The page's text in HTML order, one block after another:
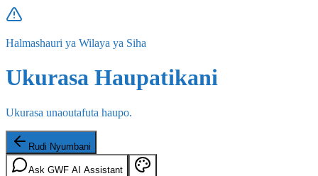
Halmashauri ya Wilaya ya Siha
Ukurasa Haupatikani
Ukurasa unaoutafuta haupo.
Rudi Nyumbani
Ask GWF AI Assistant